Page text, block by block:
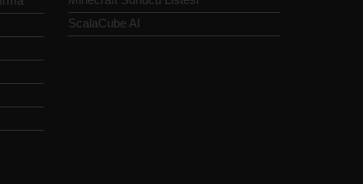
ScalaCube AI